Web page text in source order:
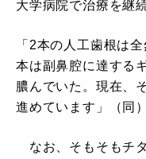
大学病院で治療を継
「2本の人工歯根は
本は副鼻腔に達する
膿んでいた。現在、
進めています」（同）
なお、そもそもチ